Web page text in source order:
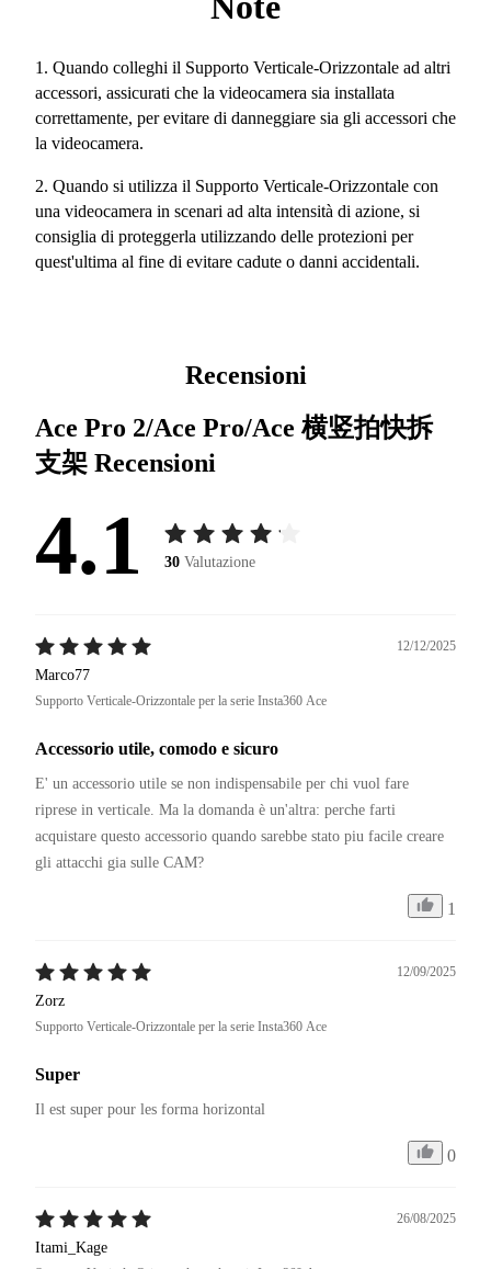
1. Quando colleghi il Supporto Verticale-Orizzontale ad altri
accessori, assicurati che la videocamera sia installata
correttamente, per evitare di danneggiare sia gli accessori che
la videocamera.
2. Quando si utilizza il Supporto Verticale-Orizzontale con
una videocamera in scenari ad alta intensità di azione, si
consiglia di proteggerla utilizzando delle protezioni per
quest'ultima al fine di evitare cadute o danni accidentali.
Recensioni
Ace Pro 2/Ace Pro/Ace 横竖拍快拆
支架 Recensioni
4.1 30 Valutazione
12/12/2025
Marco77
Supporto Verticale-Orizzontale per la serie Insta360 Ace
Accessorio utile, comodo e sicuro
E' un accessorio utile se non indispensabile per chi vuol fare
riprese in verticale. Ma la domanda è un'altra: perche farti
acquistare questo accessorio quando sarebbe stato piu facile creare
gli attacchi gia sulle CAM?
1
12/09/2025
Zorz
Supporto Verticale-Orizzontale per la serie Insta360 Ace
Super
Il est super pour les forma horizontal
0
26/08/2025
Itami_Kage